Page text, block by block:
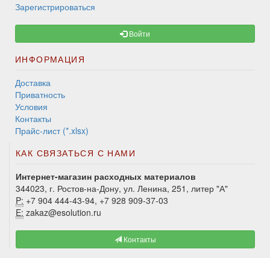
Зарегистрироваться
Войти
ИНФОРМАЦИЯ
Доставка
Приватность
Условия
Контакты
Прайс-лист (*.xlsx)
КАК СВЯЗАТЬСЯ С НАМИ
Интернет-магазин расходных материалов
344023, г. Ростов-на-Дону, ул. Ленина, 251, литер "А"
P: +7 904 444-43-94, +7 928 909-37-03
E: zakaz@esolution.ru
Контакты